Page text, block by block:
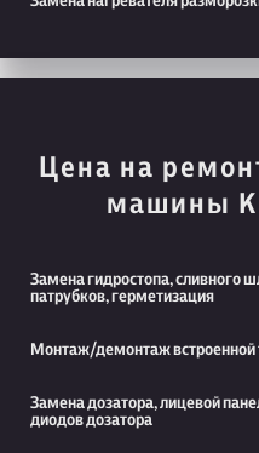
Цена на
машины
Замена гидростопа, сливного
патрубков, герметизация
Монтаж/демонтаж встроенной
Замена дозатора, лицевой
диодов дозатора